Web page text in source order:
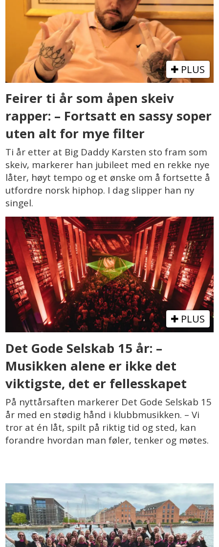
PLUS
Feirer ti år som åpen skeiv
rapper: – Fortsatt en sassy soper
uten alt for mye filter
Ti år etter at Big Daddy Karsten sto fram som
skeiv, markerer han jubileet med en rekke nye
låter, høyt tempo og et ønske om å fortsette å
utfordre norsk hiphop. I dag slipper han ny
singel.
PLUS
Det Gode Selskab 15 år: –
Musikken alene er ikke det
viktigste, det er fellesskapet
På nyttårsaften markerer Det Gode Selskab 15
år med en stødig hånd i klubbmusikken. – Vi
tror at én låt, spilt på riktig tid og sted, kan
forandre hvordan man føler, tenker og møtes.